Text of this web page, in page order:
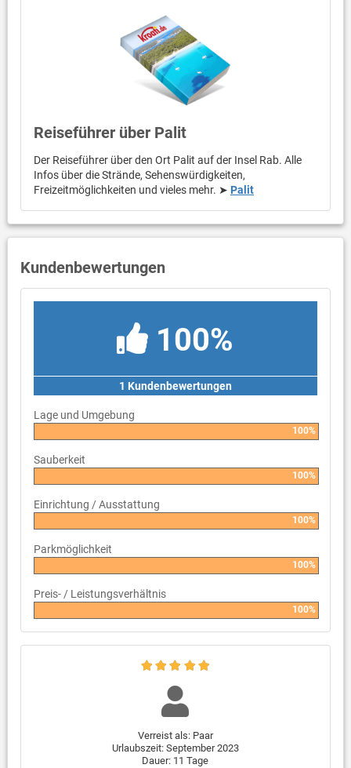
Reiseführer über Palit
Der Reiseführer über den Ort Palit auf der Insel Rab. Alle
Infos über die Strände, Sehenswürdigkeiten,
Freizeitmöglichkeiten und vieles mehr. ➤ Palit
Kundenbewertungen
100%
1 Kundenbewertungen
Lage und Umgebung
100%
Sauberkeit
100%
Einrichtung / Ausstattung
100%
Parkmöglichkeit
100%
Preis- / Leistungsverhältnis
100%
Verreist als: Paar
Urlaubszeit: September 2023
Dauer: 11 Tage